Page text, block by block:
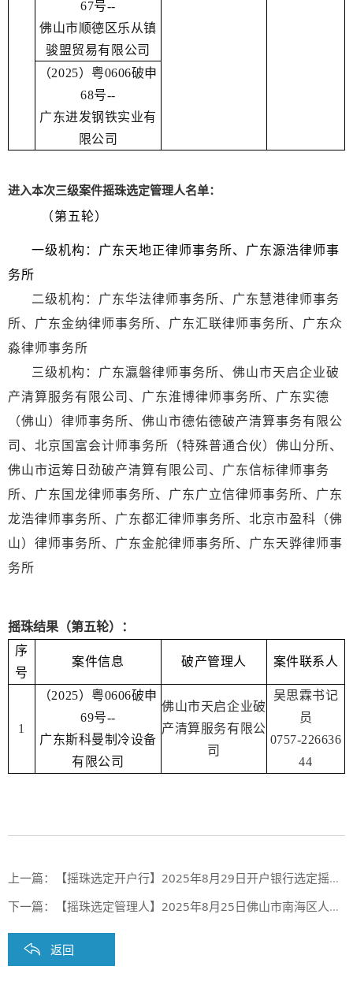
67号--
佛山市顺德区乐从镇
骏盟贸易有限公司
（2025）粤0606破申
68号--
广东进发钢铁实业有
限公司
进入本次三级案件摇珠选定管理人名单：
（第五轮）
一级机构：广东天地正律师事务所、广东源浩律师事
务所
二级机构：广东华法律师事务所、广东慧港律师事务
所、广东金纳律师事务所、广东汇联律师事务所、广东众
淼律师事务所
三级机构：广东瀛磐律师事务所、佛山市天启企业破
产清算服务有限公司、广东淮博律师事务所、广东实德
（佛山）律师事务所、佛山市德佑德破产清算事务有限公
司、北京国富会计师事务所（特殊普通合伙）佛山分所、
佛山市运筹日劲破产清算有限公司、广东信标律师事务
所、广东国龙律师事务所、广东广立信律师事务所、广东
龙浩律师事务所、广东都汇律师事务所、北京市盈科（佛
山）律师事务所、广东金舵律师事务所、广东天骅律师事
务所
摇珠结果（第五轮）：
序
号
案件信息 破产管理人 案件联系人
1
（2025）粤0606破申
69号--
广东斯科曼制冷设备
有限公司
佛山市天启企业破
产清算服务有限公
司
吴思霖书记
员
0757-226636
44
上一篇：
【摇珠选定开户行】2025年8月29日开户银行选定摇珠结果（第二期合作银行第76期）
下一篇：
【摇珠选定管理人】2025年8月25日佛山市南海区人民法院摇珠选定管理人结果
返回